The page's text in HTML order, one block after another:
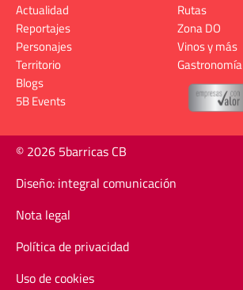
Actualidad
Reportajes
Personajes
Territorio
Rutas
Zona DO
Vinos y más
Gastronomía
Blogs
5B Events
© 2026 5barricas CB
Diseño: integral comunicación
Nota legal
Política de privacidad
Uso de cookies